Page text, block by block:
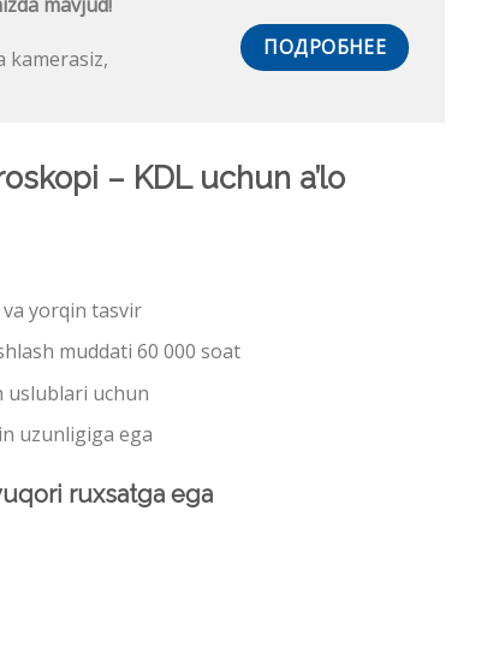
kamerasiz,
ПОДРОБНЕЕ
– KDL uchun a’lo
yorqin tasvir
muddati 60 000 soat
uchun
uzunligiga ega
ruxsatga ega